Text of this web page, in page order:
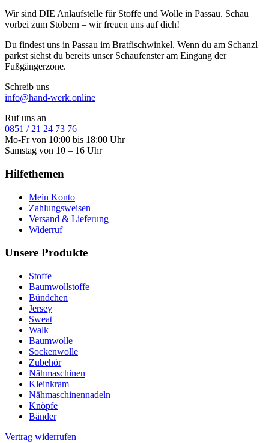
Wir sind DIE Anlaufstelle für Stoffe und Wolle in Passau. Schau
vorbei zum Stöbern – wir freuen uns auf dich!
Du findest uns in Passau im Bratfischwinkel. Wenn du am Schanzl
parkst siehst du bereits unser Schaufenster am Eingang der
Fußgängerzone.
Schreib uns
info@hand-werk.online
Ruf uns an
0851 / 21 24 73 76
Mo-Fr von 10:00 bis 18:00 Uhr
Samstag von 10 – 16 Uhr
Hilfethemen
Mein Konto
Zahlungsweisen
Versand & Lieferung
Widerruf
Unsere Produkte
Stoffe
Baumwollstoffe
Bündchen
Jersey
Sweat
Walk
Baumwolle
Sockenwolle
Zubehör
Nähmaschinen
Kleinkram
Nähmaschinennadeln
Knöpfe
Bänder
Vertrag widerrufen